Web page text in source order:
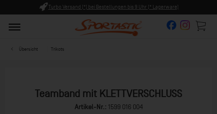
Turbo Versand (*) bei Bestellungen bis 9 Uhr (* Lagerware)
Übersicht Trikots
Teamband mit KLETTVERSCHLUSS
Artikel-Nr.: 1599 016 004